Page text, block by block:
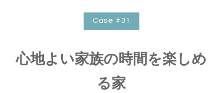
Case #31
心地よい家族の時間を楽しめ
る家